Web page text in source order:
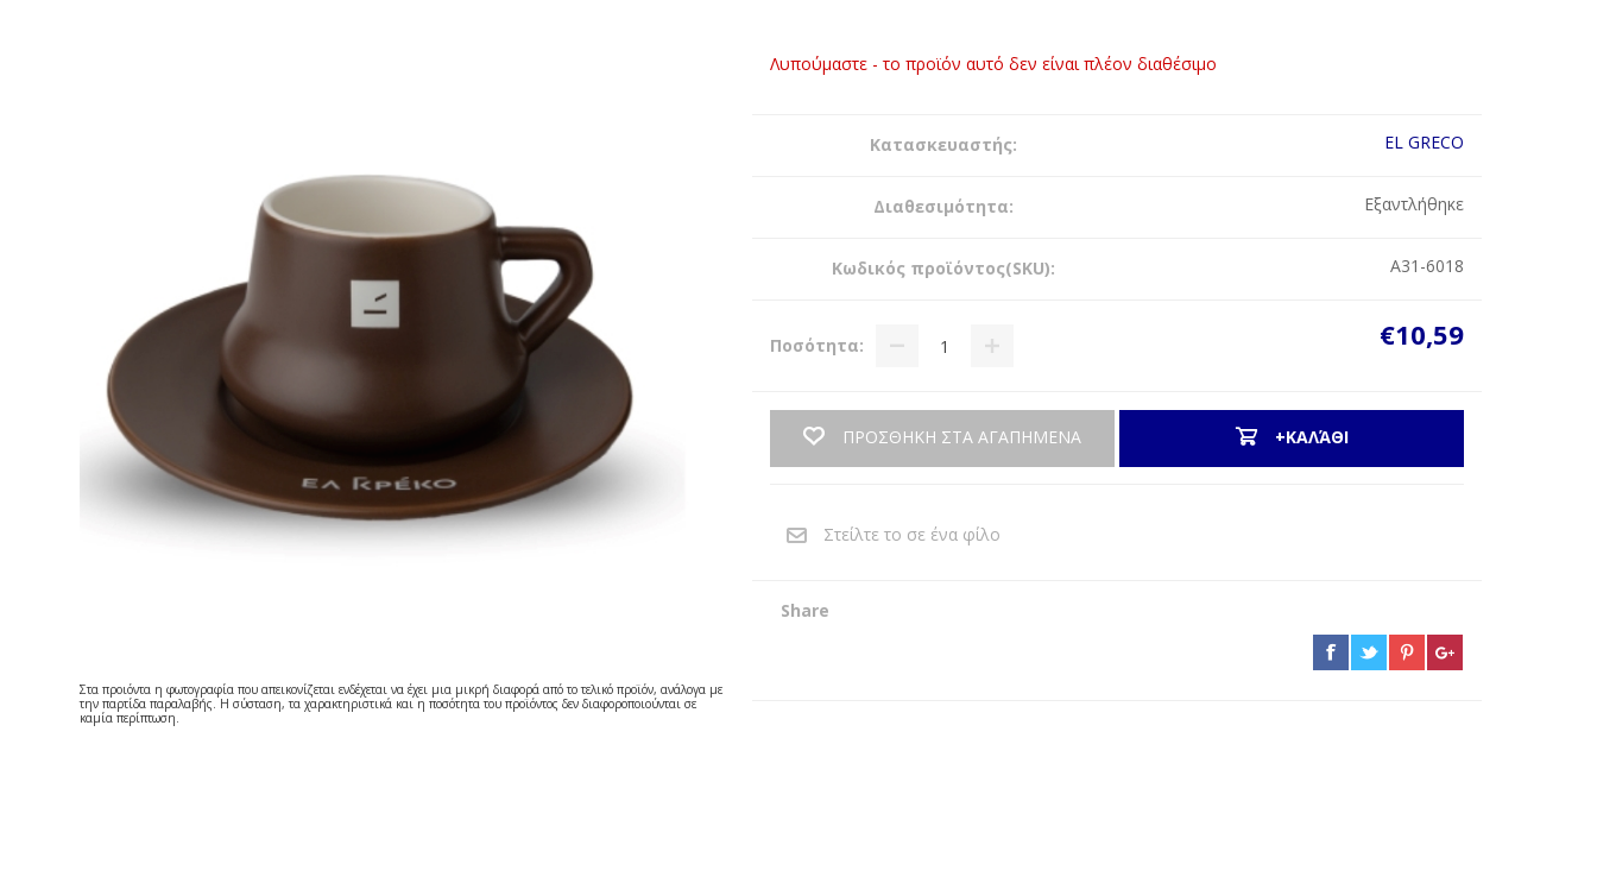
Στα προιόντα η φωτογραφία που απεικονίζεται ενδέχεται να έχει μια μικρή διαφορά από το τελικό προϊόν, ανάλογα με
την παρτίδα παραλαβής. Η σύσταση, τα χαρακτηριστικά και η ποσότητα του προϊόντος δεν διαφοροποιούνται σε
καμία περίπτωση.
Λυπούμαστε - το προϊόν αυτό δεν είναι πλέον διαθέσιμο
Κατασκευαστής: EL GRECO
Διαθεσιμότητα: Εξαντλήθηκε
Κωδικός προϊόντος(SKU): Α31-6018
€10,59
Ποσότητα:
ΠΡΟΣΘΗΚΗ ΣΤΑ ΑΓΑΠΗΜΕΝΑ +ΚΑΛΆΘΙ
Share